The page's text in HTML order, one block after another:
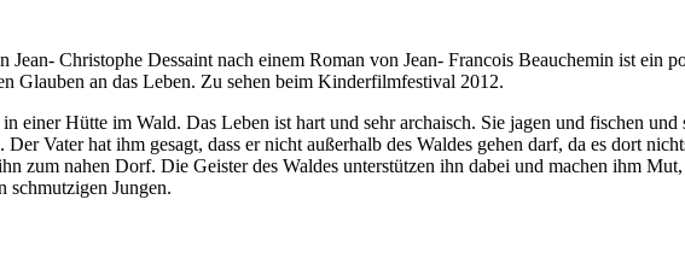
Christophe Dessaint nach einem Roman von Jean- Francois Beauchemin ist ein
Glauben an das Leben. Zu sehen beim Kinderfilmfestival 2012.
einer Hütte im Wald. Das Leben ist hart und sehr archaisch. Sie jagen und fischen und
Vater hat ihm gesagt, dass er nicht außerhalb des Waldes gehen darf, da es dort
zum nahen Dorf. Die Geister des Waldes unterstützen ihn dabei und machen ihm
schmutzigen Jungen.